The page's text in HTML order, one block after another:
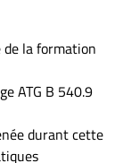
la formation
ATG B 540.9
durant cette